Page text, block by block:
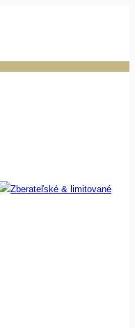
Zberateľské & limitované